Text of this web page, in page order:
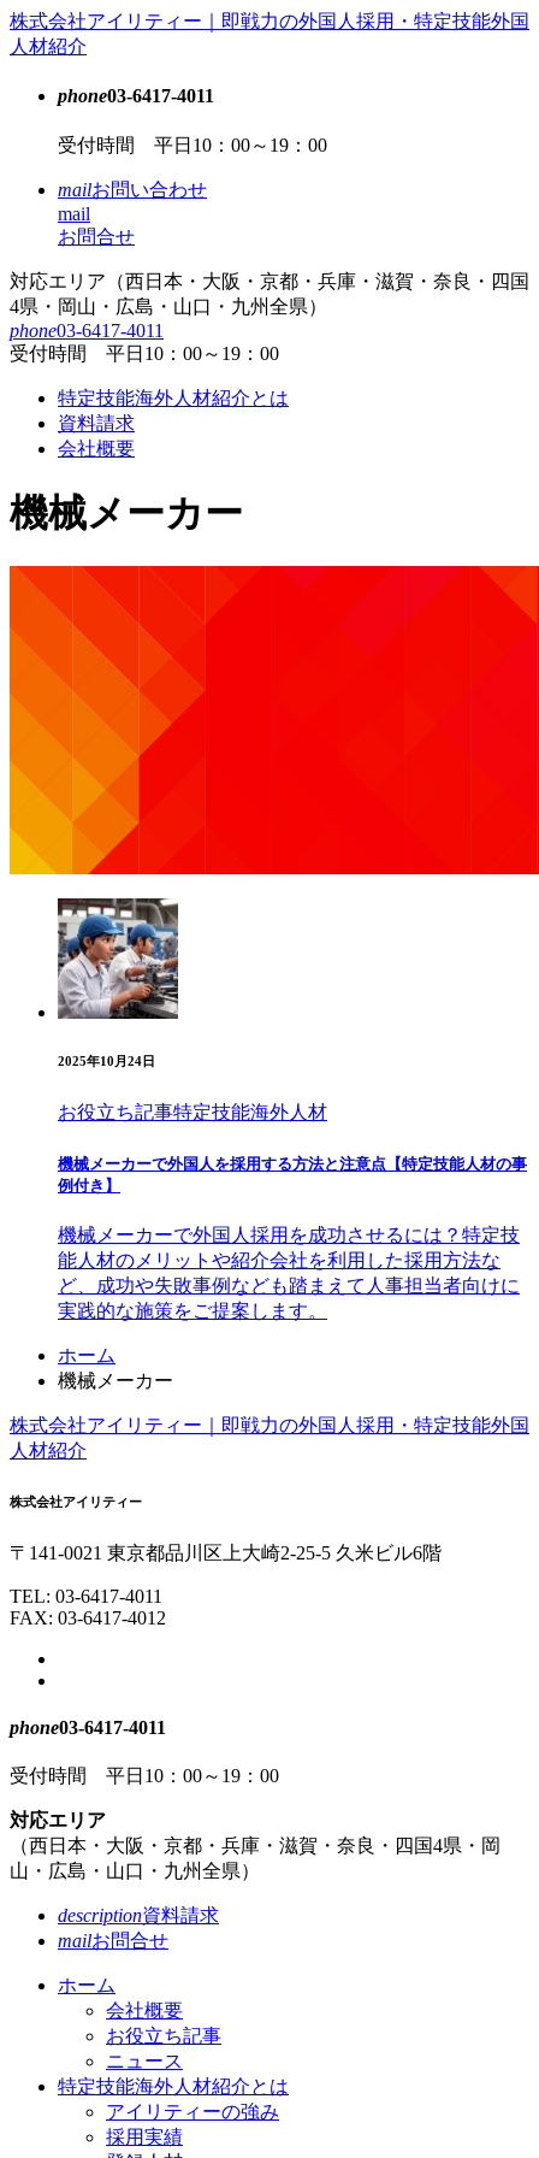
コ
ン
ッ
プ
株式会社アイリティー｜即戦力の外国人採用・特定技能外国
人材紹介
phone03-6417-4011
受付時間 平日10：00～19：00
mailお問い合わせ
mail
お問合せ
対応エリア（西日本・大阪・京都・兵庫・滋賀・奈良・四国
4県・岡山・広島・山口・九州全県）
phone03-6417-4011
受付時間 平日10：00～19：00
特定技能海外人材紹介とは
資料請求
会社概要
機械メーカー
2025年10月24日
お役立ち記事特定技能海外人材
機械メーカーで外国人を採用する方法と注意点【特定技能人材の事
例付き】
機械メーカーで外国人採用を成功させるには？特定技
能人材のメリットや紹介会社を利用した採用方法な
ど、成功や失敗事例なども踏まえて人事担当者向けに
実践的な施策をご提案します。
ン
ツ
文
先
へ
の
先
へ
る
ホーム
機械メーカー
株式会社アイリティー｜即戦力の外国人採用・特定技能外国
人材紹介
株式会社アイリティー
〒141-0021 東京都品川区 上大崎2-25-5 久米ビル6階
TEL: 03-6417-4011
FAX: 03-6417-4012
phone03-6417-4011
受付時間 平日10：00～19：00
対応エリア
（西日本・ 大阪・ 京都・ 兵庫・ 滋賀・ 奈良・ 四国4県・ 岡
山・ 広島・ 山口・ 九州全県）
description資料請求
mailお問合せ
ホーム
会社概要
お役立ち記事
ニュース
特定技能海外人材紹介とは
アイリティーの強み
採用実績